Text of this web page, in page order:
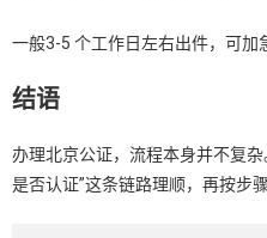
一般3-5 个工作日左右出件，可加
结语
办理北京公证，流程本身并不复
是否认证”这条链路理顺，再按步